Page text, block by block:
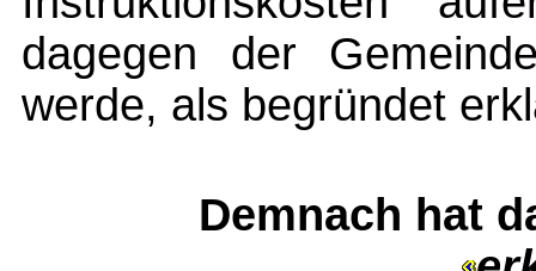
dagegen der
werde, als begründet
Demnach hat